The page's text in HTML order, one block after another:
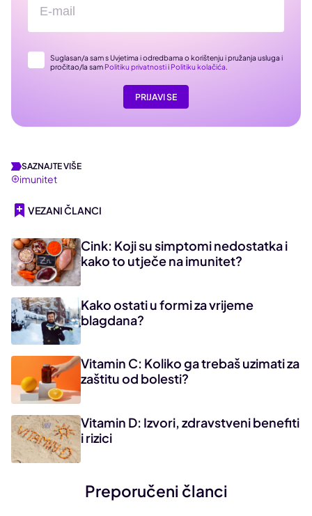
Suglasan/a sam s Uvjetima i odredbama o korištenju i pružanja usluga i
pročitao/la sam Politiku privatnostii Politiku kolačića.
PRIJAVI SE
SAZNAJTE VIŠE
imunitet
VEZANI ČLANCI
Cink: Koji su simptomi nedostatka i
kako to utječe na imunitet?
Kako ostati u formi za vrijeme
blagdana?
Vitamin C: Koliko ga trebaš uzimati za
zaštitu od bolesti?
Vitamin D: Izvori, zdravstveni benefiti
i rizici
Preporučeni članci